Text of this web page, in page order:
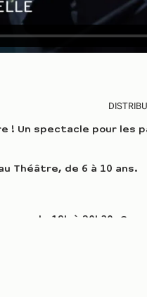
! Un spectacle pour les
Théâtre, de 6 à 10 ans.
de 19h à 20h30,